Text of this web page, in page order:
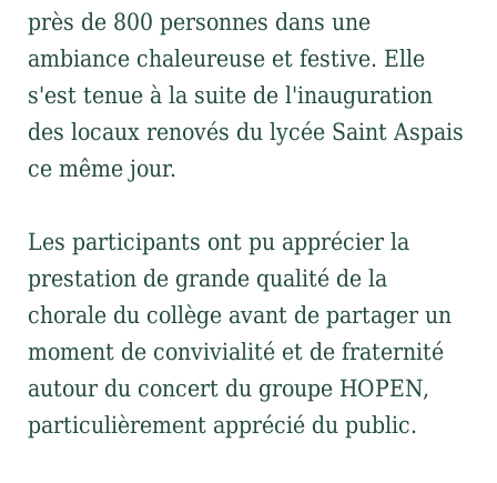
près de 800 personnes dans une
ambiance chaleureuse et festive. Elle
s'est tenue à la suite de l'inauguration
des locaux renovés du lycée Saint Aspais
ce même jour.
Les participants ont pu apprécier la
prestation de grande qualité de la
chorale du collège avant de partager un
moment de convivialité et de fraternité
autour du concert du groupe HOPEN,
particulièrement apprécié du public.